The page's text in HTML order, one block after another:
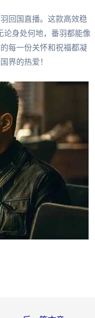
回国直播。这款高效稳
论身处何地，番羽都能像
每一份关怀和祝福都凝
界的热爱！